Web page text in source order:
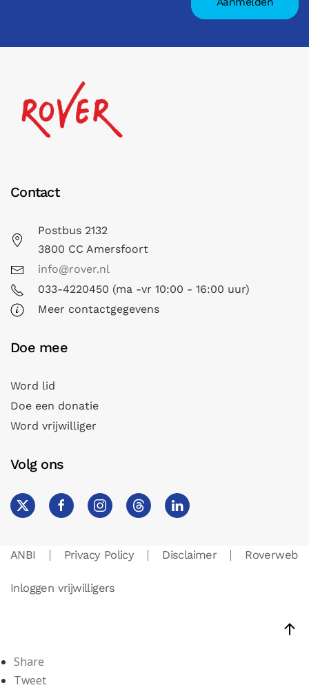
Contact
Postbus 2132
3800 CC Amersfoort
info@rover.nl
033-4220450 (ma -vr 10:00 - 16:00 uur)
Meer contactgegevens
Doe mee
Word lid
Doe een donatie
Word vrijwilliger
Volg ons
ANBI Privacy Policy Disclaimer Roverweb
Inloggen vrijwilligers
Share
Tweet